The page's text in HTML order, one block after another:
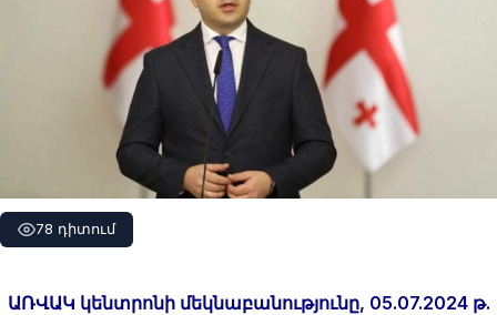
78 դիտում
ԱՌՎԱԿ կենտրոնի մեկնաբանությունը, 05.07.2024 թ.